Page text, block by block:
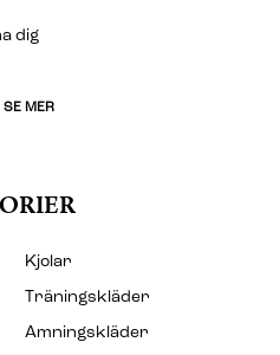
dig
SE MER
Kjolar
Träningskläder
Amningskläder